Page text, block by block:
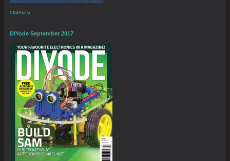
скачать
DIYode September 2017